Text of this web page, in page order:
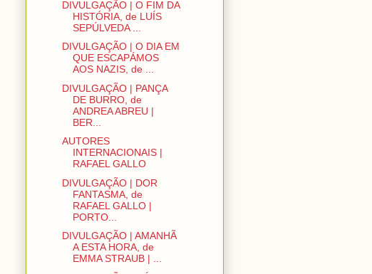
DIVULGAÇÃO | O FIM DA
HISTÓRIA, de LUÍS
SEPÚLVEDA ...
DIVULGAÇÃO | O DIA EM
QUE ESCAPÁMOS
AOS NAZIS, de ...
DIVULGAÇÃO | PANÇA
DE BURRO, de
ANDREA ABREU |
BER...
AUTORES
INTERNACIONAIS |
RAFAEL GALLO
DIVULGAÇÃO | DOR
FANTASMA, de
RAFAEL GALLO |
PORTO...
DIVULGAÇÃO | AMANHÃ
A ESTA HORA, de
EMMA STRAUB | ...